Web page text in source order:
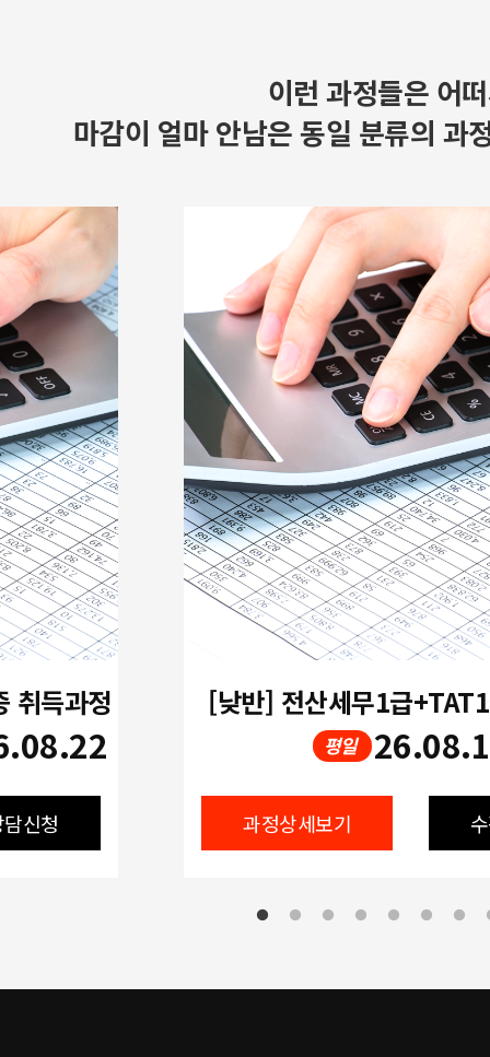
이런 과정들은 어
마감이 얼마 안남은 동일 분류의 과
취득과정
신청
[낮반] 전산세무1급
평일
과정상세보기